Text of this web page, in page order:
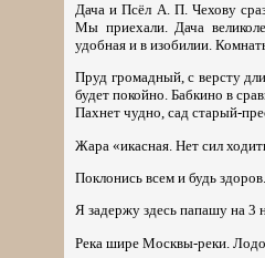
Дача и Псёл А. П. Чехову
Мы приехали. Дача
удобная и в изобилии.
Пруд громадный, с версту
будет покойно. Бабкино в
Пахнет чудно, сад старый-
Жара «икасная. Нет сил
Поклонись всем и будь
Я задержу здесь папашу на
Река шире Москвы-реки.